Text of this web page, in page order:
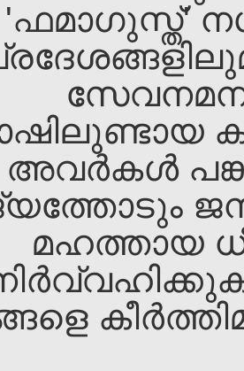
'ഫമാഗുസ്ത്‌'
അവര്‍കള്‍
മഹത്തായ